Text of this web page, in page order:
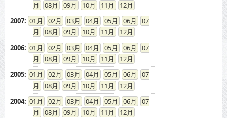
08
09 10 11
12
2007: 01 02 03 04 05 06
07
08
09 10 11
12
2006: 01 02 03 04 05 06
07
08
09 10 11
12
2005: 01 02 03 04 05 06
07
08
09 10 11
12
2004: 01 02 03 04 05 06
07
08
09 10 11
12